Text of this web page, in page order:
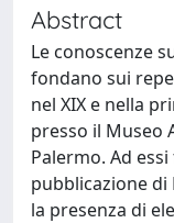
Abstract
Le conoscenze
fondano sui
nel XIX e nella
presso il Museo
Palermo. Ad
pubblicazione di
la presenza di